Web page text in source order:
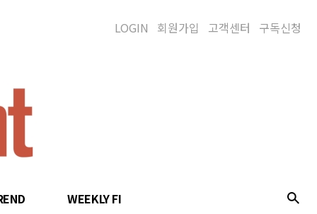
WEEKLY FI
LOGIN 회원가입 고객센터 구독신청